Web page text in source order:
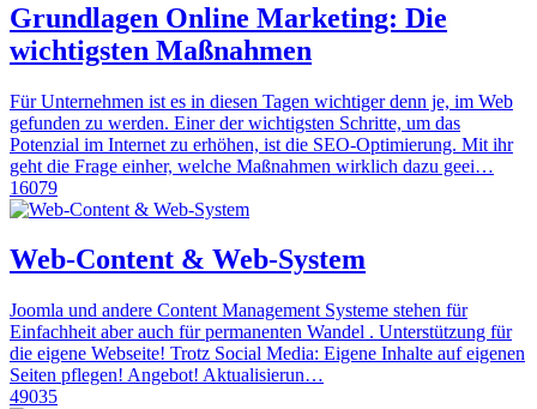
Grundlagen Online Marketing: Die
wichtigsten Maßnahmen
Für Unternehmen ist es in diesen Tagen wichtiger denn je, im Web
gefunden zu werden. Einer der wichtigsten Schritte, um das
Potenzial im Internet zu erhöhen, ist die SEO-Optimierung. Mit ihr
geht die Frage einher, welche Maßnahmen wirklich dazu geei…
16079
Web-Content & Web-System
Joomla und andere Content Management Systeme stehen für
Einfachheit aber auch für permanenten Wandel . Unterstützung für
die eigene Webseite! Trotz Social Media: Eigene Inhalte auf eigenen
Seiten pflegen! Angebot! Aktualisierun…
49035